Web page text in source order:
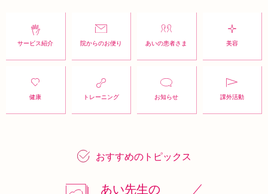
サービス紹介 院からのお便り あいの患者さま 美容
健康 トレーニング お知らせ 課外活動
おすすめのトピックス
あい先生の